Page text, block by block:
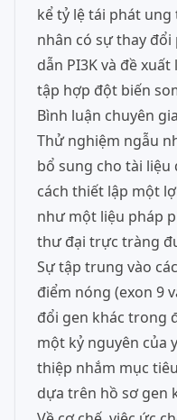
kể tỷ lệ tái phát
nhân có sự thay
dẫn PI3K và đề
tập hợp đột biến
Bình luận chuyên gia
Thử nghiệm ngẫu
bổ sung cho tài
cách thiết lập một
như một liệu pháp
thư đại trực tràng
Sự tập trung vào
điểm nóng (exon 9
đổi gen khác trong
một kỷ nguyên của
thiệp nhắm mục
dựa trên hồ sơ gen